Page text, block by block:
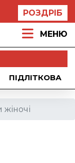
РОЗДРІБ
МЕНЮ
ПІДЛІТКОВА
жіночі